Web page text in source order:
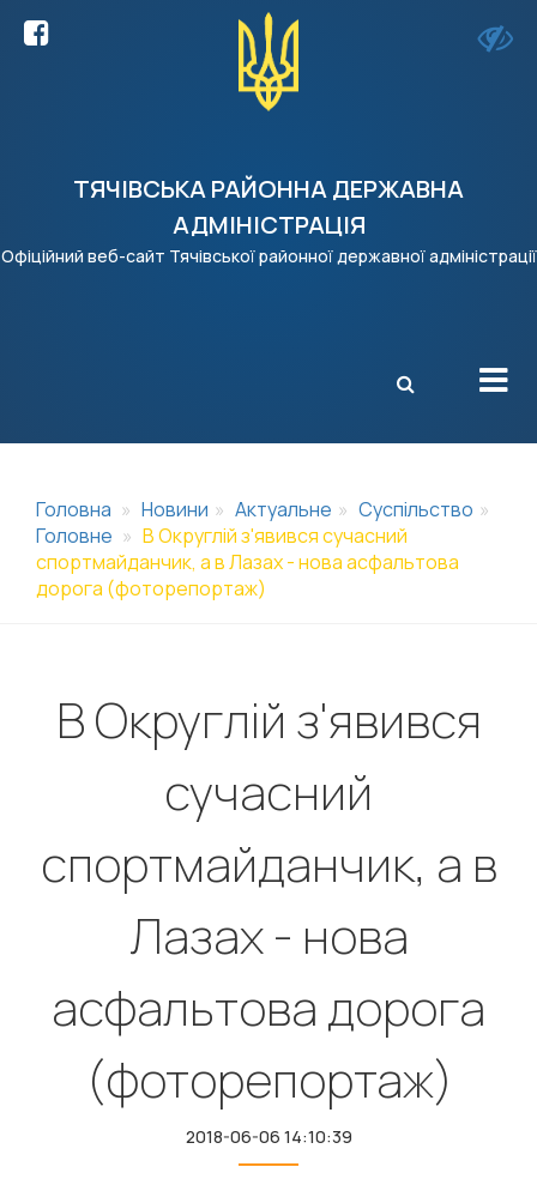
ТЯЧІВСЬКА РАЙОННА ДЕРЖАВНА
АДМІНІСТРАЦІЯ
Офіційний веб-сайт Тячівської районної державної адміністрації
X
Головна Новини Актуальне
Суспільство
Головне
В Округлій з'явився сучасний
спортмайданчик, а в Лазах - нова асфальтова
дорога (фоторепортаж)
В Округлій з'явився
сучасний
спортмайданчик, а в
Лазах - нова
асфальтова дорога
(фоторепортаж)
2018-06-06 14:10:39